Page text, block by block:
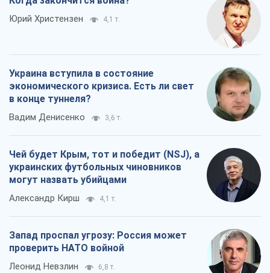
Юрий Христензен 4,1 т.
Украина вступила в состояние
экономического кризиса. Есть ли свет
в конце туннеля?
Вадим Денисенко 3,6 т.
Чей будет Крым, тот и победит (NSJ), а
украинских футбольных чиновников
могут назвать убийцами
Александр Кирш 4,1 т.
Запад проспал угрозу: Россия может
проверить НАТО войной
Леонид Невзлин 6,8 т.